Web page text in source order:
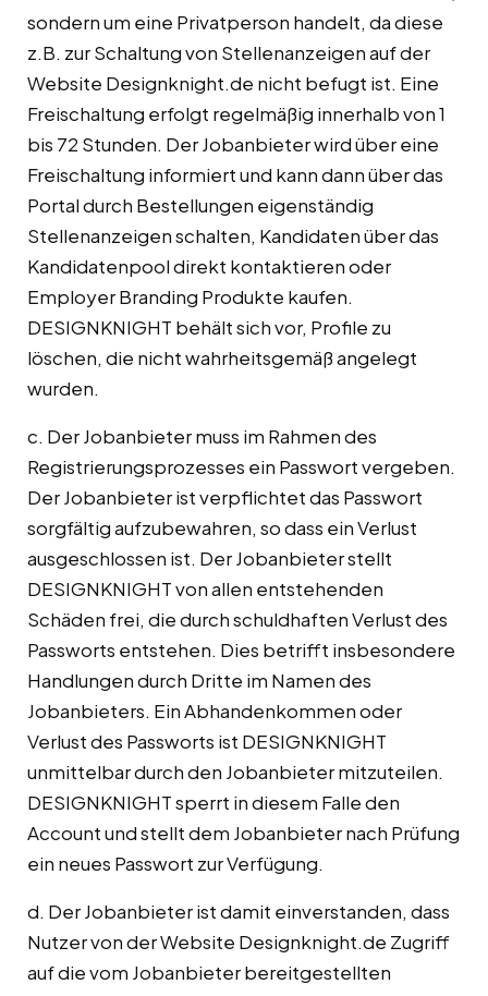
sondern um eine Privatperson handelt, da diese
z.B. zur Schaltung von Stellenanzeigen auf der
Website Designknight.de nicht befugt ist. Eine
Freischaltung erfolgt regelmäßig innerhalb von 1
bis 72 Stunden. Der Jobanbieter wird über eine
Freischaltung informiert und kann dann über das
Portal durch Bestellungen eigenständig
Stellenanzeigen schalten, Kandidaten über das
Kandidatenpool direkt kontaktieren oder
Employer Branding Produkte kaufen.
DESIGNKNIGHT behält sich vor, Profile zu
löschen, die nicht wahrheitsgemäß angelegt
wurden.
c. Der Jobanbieter muss im Rahmen des
Registrierungsprozesses ein Passwort vergeben.
Der Jobanbieter ist verpflichtet das Passwort
sorgfältig aufzubewahren, so dass ein Verlust
ausgeschlossen ist. Der Jobanbieter stellt
DESIGNKNIGHT von allen entstehenden
Schäden frei, die durch schuldhaften Verlust des
Passworts entstehen. Dies betrifft insbesondere
Handlungen durch Dritte im Namen des
Jobanbieters. Ein Abhandenkommen oder
Verlust des Passworts ist DESIGNKNIGHT
unmittelbar durch den Jobanbieter mitzuteilen.
DESIGNKNIGHT sperrt in diesem Falle den
Account und stellt dem Jobanbieter nach Prüfung
ein neues Passwort zur Verfügung.
d. Der Jobanbieter ist damit einverstanden, dass
Nutzer von der Website Designknight.de Zugriff
auf die vom Jobanbieter bereitgestellten